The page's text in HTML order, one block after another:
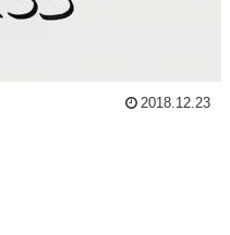
2018.12.23